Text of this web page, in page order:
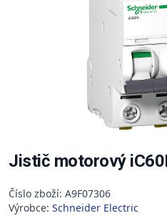
Jistič motorový
Číslo zboží: A9F07306
Výrobce: Schneider Electric